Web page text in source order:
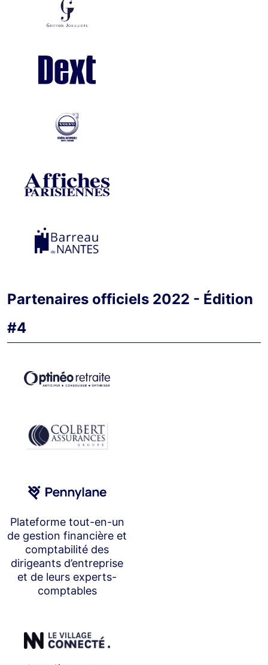
Partenaires officiels 2022 - Édition
#4
Plateforme tout-en-un
de gestion financière et
comptabilité des
dirigeants d’entreprise
et de leurs experts-
comptables